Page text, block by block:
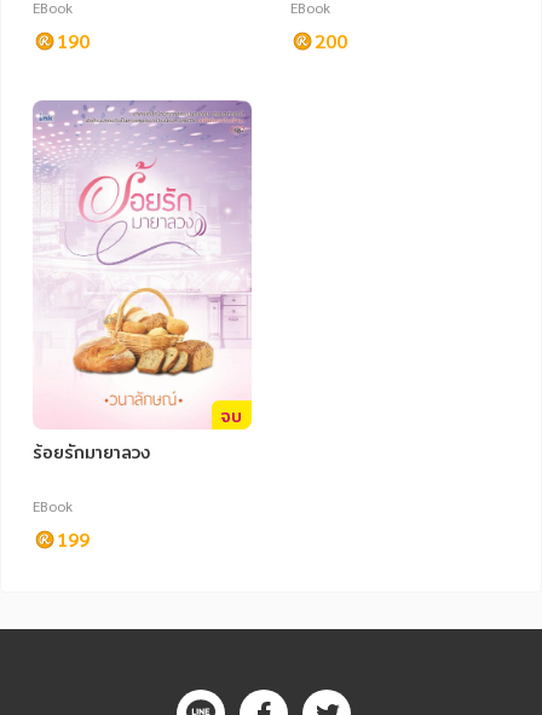
EBook
190
EBook
200
จบ
ร้อยรักมายาลวง
EBook
199